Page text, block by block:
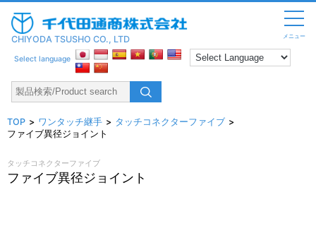
メニュー
CHIYODA TSUSHO CO., LTD
Select language
TOP ワンタッチ継手
タッチコネクターファイブ
ファイブ異径ジョイント
タッチコネクターファイブ
ファイブ異径ジョイント